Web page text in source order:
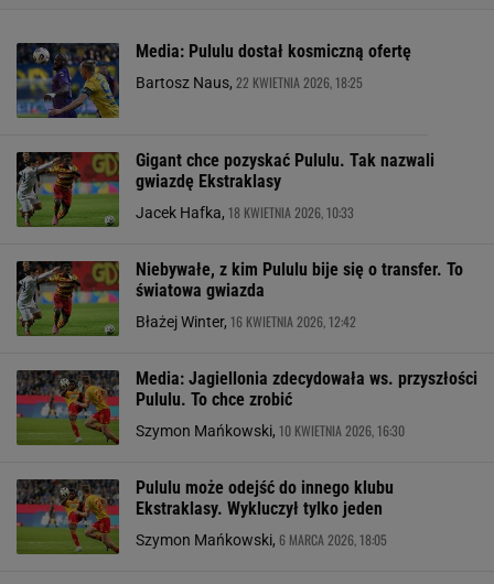
Media: Pululu dostał kosmiczną ofertę
Bartosz Naus, 22 KWIETNIA 2026, 18:25
Gigant chce pozyskać Pululu. Tak nazwali
gwiazdę Ekstraklasy
Jacek Hafka, 18 KWIETNIA 2026, 10:33
Niebywałe, z kim Pululu bije się o transfer. To
światowa gwiazda
Błażej Winter, 16 KWIETNIA 2026, 12:42
Media: Jagiellonia zdecydowała ws. przyszłości
Pululu. To chce zrobić
Szymon Mańkowski, 10 KWIETNIA 2026, 16:30
Pululu może odejść do innego klubu
Ekstraklasy. Wykluczył tylko jeden
Szymon Mańkowski, 6 MARCA 2026, 18:05